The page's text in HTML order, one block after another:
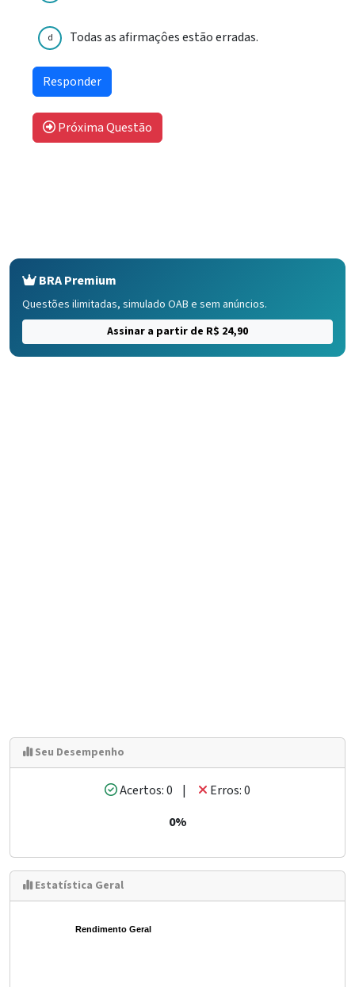
d Todas as afirmaçôes estão erradas.
Próxima Questão
BRA Premium
Questões ilimitadas, simulado OAB e sem anúncios.
Assinar a partir de R$ 24,90
Seu Desempenho
Acertos: 0 |
Erros: 0
0%
Estatística Geral
Rendimento Geral